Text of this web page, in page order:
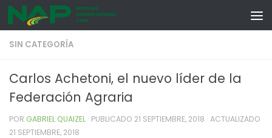
Skip to content
SIN CATEGORÍA
Carlos Achetoni, el nuevo líder de la
Federación Agraria
POR GABRIEL QUAIZEL · PUBLICADO 21 SEPTIEMBRE, 2018 · ACTUALIZADO
21 SEPTIEMBRE, 2018